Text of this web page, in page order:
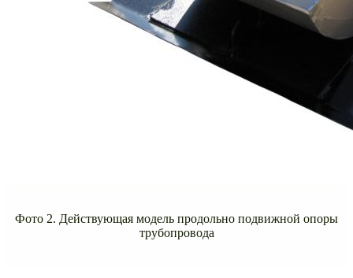
Фото 2. Действующая модель продольно подвижной опоры
трубопровода